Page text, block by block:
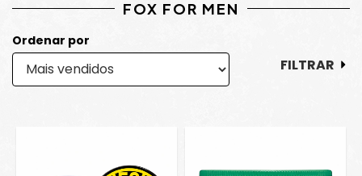
FOX FOR MEN
Ordenar por
FILTRAR